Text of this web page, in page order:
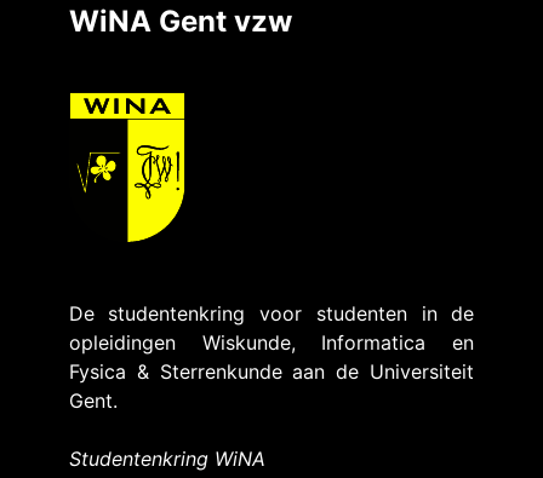
WiNA Gent vzw
De studentenkring voor studenten in de
opleidingen Wiskunde, Informatica en
Fysica & Sterrenkunde aan de Universiteit
Gent.
Studentenkring WiNA